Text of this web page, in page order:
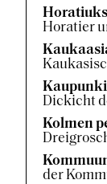
Horatier
Dickicht
Kolmen
der